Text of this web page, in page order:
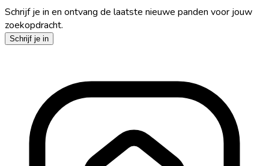
Schrijf je in en ontvang de laatste nieuwe panden voor jouw
zoekopdracht.
Schrijf je in